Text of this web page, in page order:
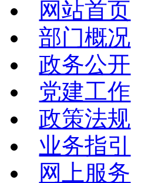
网站首页
部门概况
政务公开
党建工作
政策法规
业务指引
网上服务